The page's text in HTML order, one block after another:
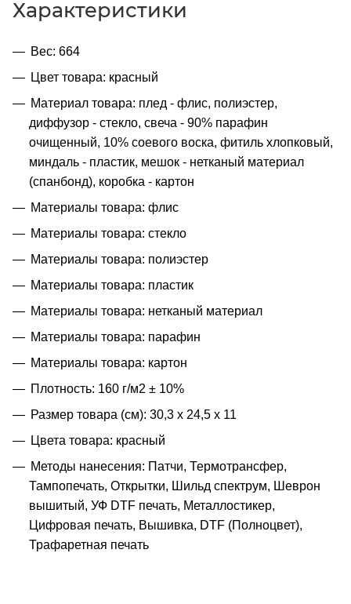
Характеристики
Вес: 664
Цвет товара: красный
Материал товара: плед - флис, полиэстер,
диффузор - стекло, свеча - 90% парафин
очищенный, 10% соевого воска, фитиль хлопковый,
миндаль - пластик, мешок - нетканый материал
(спанбонд), коробка - картон
Материалы товара: флис
Материалы товара: стекло
Материалы товара: полиэстер
Материалы товара: пластик
Материалы товара: нетканый материал
Материалы товара: парафин
Материалы товара: картон
Плотность: 160 г/м2 ± 10%
Размер товара (см): 30,3 х 24,5 х 11
Цвета товара: красный
Методы нанесения: Патчи, Термотрансфер,
Тампопечать, Открытки, Шильд спектрум, Шеврон
вышитый, УФ DTF печать, Металлостикер,
Цифровая печать, Вышивка, DTF (Полноцвет),
Трафаретная печать